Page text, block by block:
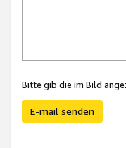
Bitte gib die im Bild
E-mail senden